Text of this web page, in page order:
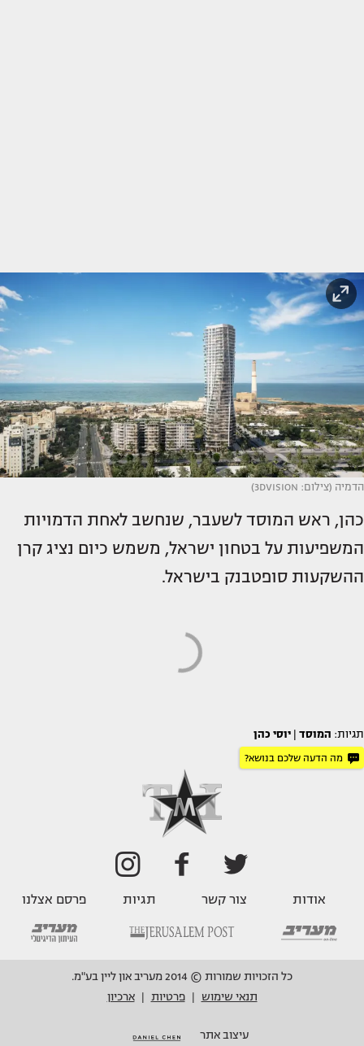
הדמיה (צילום: 3DVISION)
כהן, ראש המוסד לשעבר, שנחשב לאחת הדמויות
המשפיעות על בטחון ישראל, משמש כיום נציג קרן
ההשקעות סופטבנק בישראל.
תגיות: המוסד יוסי כהן
מה הדעה שלכם בנושא?
אודות צור קשר תגיות פרסם אצלנו
כל הזכויות שמורות © 2014 מעריב און ליין בע"מ.
תנאי שימוש
פרטיות ארכיון
עיצוב אתר